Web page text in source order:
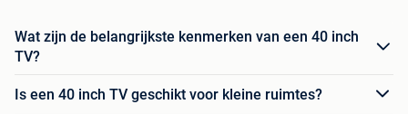
Wat zijn de belangrijkste kenmerken van een 40 inch
TV?
Is een 40 inch TV geschikt voor kleine ruimtes?